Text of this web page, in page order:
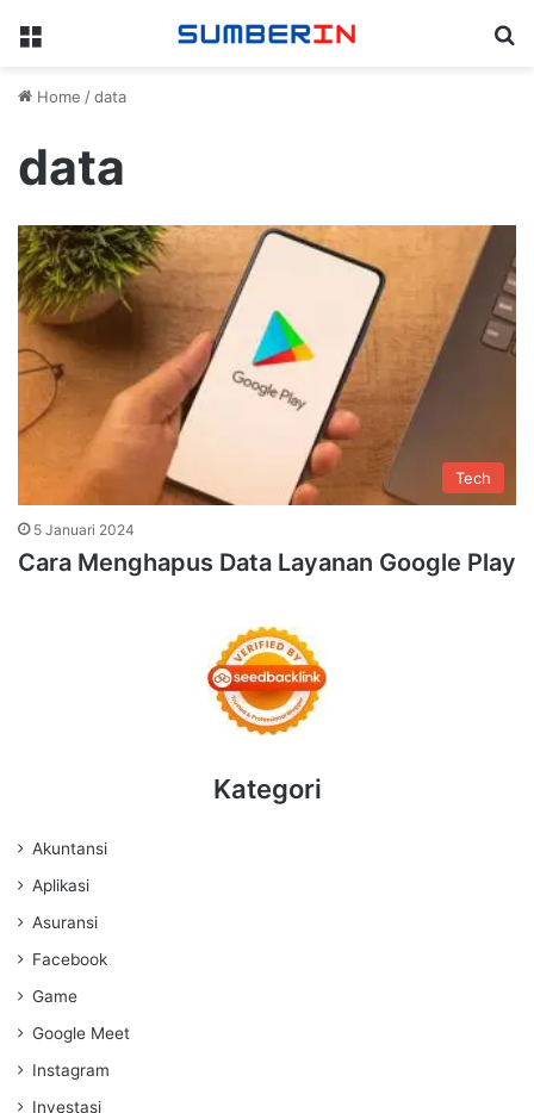
Menu
Home /data
data
Tech
5 Januari 2024
Cara Menghapus Data Layanan Google Play
Kategori
Akuntansi
Aplikasi
Asuransi
Facebook
Game
Google Meet
Instagram
Investasi